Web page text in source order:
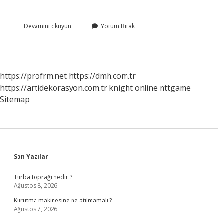
Devamını okuyun
Eve
Yorum Bırak
https://profrm.net https://dmh.com.tr
https://artidekorasyon.com.tr knight online nttgame
Sitemap
Sidebar
Son Yazılar
Turba toprağı nedir ?
Ağustos 8, 2026
Kurutma makinesine ne atılmamalı ?
Ağustos 7, 2026